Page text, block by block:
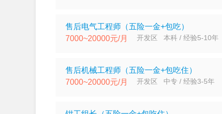
售后电气工程师（五险一金+包吃）
7000~20000元/月 开发区 本科 / 经验5-10年
售后机械工程师（五险一金+包吃住）
7000~20000元/月 开发区 中专 / 经验3-5年